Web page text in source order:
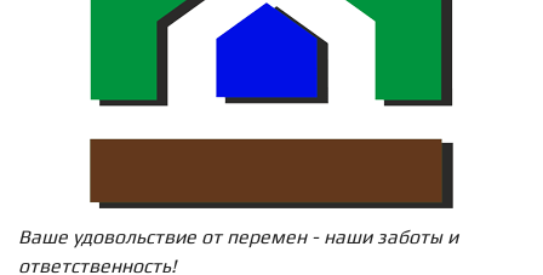
Ваше удовольствие от перемен - наши заботы и
ответственность!